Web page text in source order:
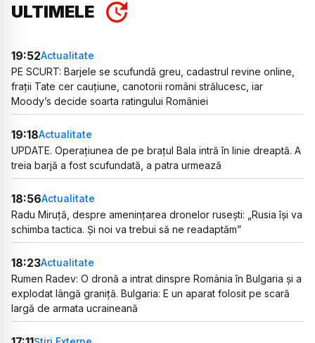
ULTIMELE
19:52Actualitate
PE SCURT: Barjele se scufundă greu, cadastrul revine online,
frații Tate cer cauțiune, canotorii români strălucesc, iar
Moody’s decide soarta ratingului României
19:18Actualitate
UPDATE. Operațiunea de pe brațul Bala intră în linie dreaptă. A
treia barjă a fost scufundată, a patra urmează
18:56Actualitate
Radu Miruță, despre amenințarea dronelor rusești: „Rusia își va
schimba tactica. Și noi va trebui să ne readaptăm”
18:23Actualitate
Rumen Radev: O dronă a intrat dinspre România în Bulgaria și a
explodat lângă graniță. Bulgaria: E un aparat folosit pe scară
largă de armata ucraineană